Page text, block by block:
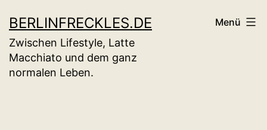
Inhalt
springen
BERLINFRECKLES.DE
Zwischen Lifestyle, Latte
Macchiato und dem ganz
normalen Leben.
Menü